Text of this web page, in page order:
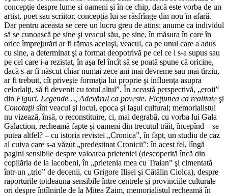
concepţie despre lume si oameni şi în ce chip, dacă este vorba de un
artist, poet sau scriitor, concepţia lui se răsfrînge din nou în afară.
Dar pentru aceasta se cere un lucru greu de atins: anume ca individul
să se cunoască pe sine şi veacul său, pe sine, în măsura în care în
orice împrejurări ar fi rămas acelaşi, veacul, ca pe unul care a adus
cu sine, a determinat şi a format deopotrivă pe cel ce i s-a supus sau
pe cel care i-a rezistat, în aşa fel încît să se poată spune că oricine,
dacă s-ar fi născut chiar numai zece ani mai devreme sau mai tîrziu,
ar fi trebuit, cît priveşte formaţia lui proprie şi influenţa asupra
celorlalţi, să fi devenit cu totul altul”. În această perspectivă, „eroii”
din Figuri. Legende…, Adevărul ca poveste. Ficţiunea ca realitate şi
Conotaţii sînt veacul şi locul, epoca şi Iaşul cultural; memorialistul
nu vizează, însă, o reconstituire, ci, mai degrabă, cu vorba lui Gala
Galaction, recheamă fapte și oameni din trecutul trăit, începînd – se
putea altfel? – cu istoria revistei „Cronica”, în fapt, un studiu de caz
al cuiva care s-a văzut „predestinat Cronicii”: în acest fel, lîngă
pagini sensibile despre valoarea prieteniei (descoperită încă din
copilăria de la Iacobeni, în „prietenia mea cu Traian” şi cimentată
într-un „trio” de decenii, cu Grigore Ilisei şi Cătălin Ciolca), despre
raporturile totdeauna sensibile între centrele şi provinciile culturale
ori despre întîlnirile de la Mitea Zaim, memorialistul recheamă în